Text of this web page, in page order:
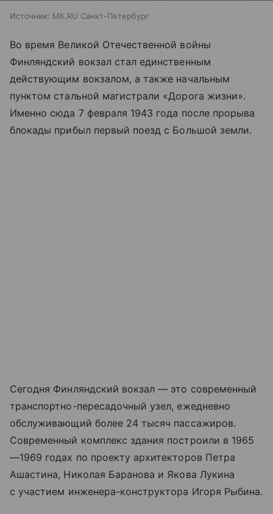
Источник: МК.RU Санкт-Петербург
Во время Великой Отечественной войны
Финляндский вокзал стал единственным
действующим вокзалом, а также начальным
пунктом стальной магистрали «Дорога жизни».
Именно сюда 7 февраля 1943 года после прорыва
блокады прибыл первый поезд с Большой земли.
Сегодня Финляндский вокзал — это современный
транспортно-пересадочный узел, ежедневно
обслуживающий более 24 тысяч пассажиров.
Современный комплекс здания построили в 1965
—1969 годах по проекту архитекторов Петра
Ашастина, Николая Баранова и Якова Лукина
с участием инженера-конструктора Игоря Рыбина.